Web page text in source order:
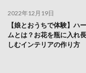
2022年12月19日
【娘とおうちで体験】ハ
ムとは？お花を瓶に入れ
しむインテリアの作り方